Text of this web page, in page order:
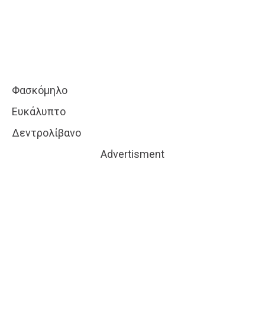
Φασκόμηλο
Ευκάλυπτο
Δεντρολίβανο
Advertisment